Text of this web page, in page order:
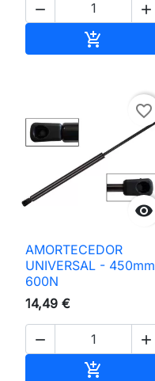
 


favorite_border
AMORTECEDOR
UNIVERSAL - 450mm
600N
14,49 €
 
